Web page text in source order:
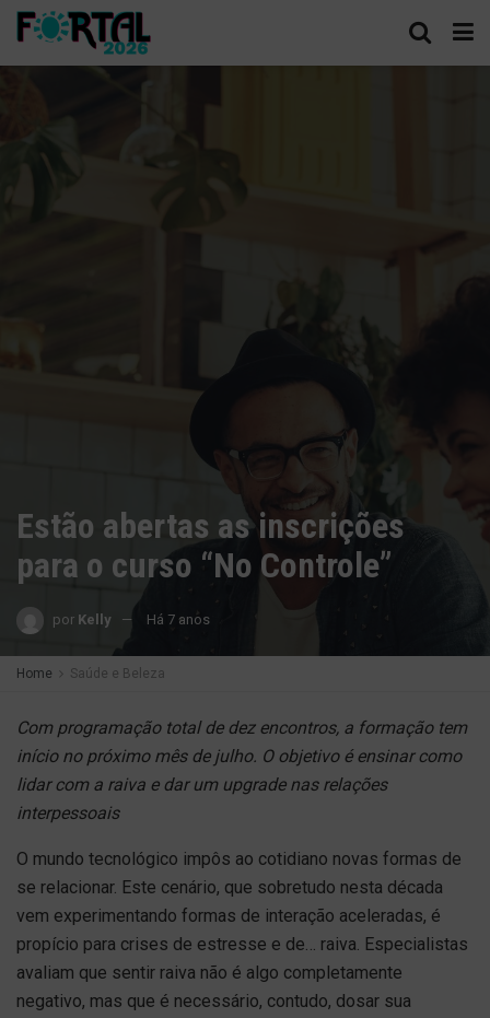
Estão abertas as inscrições
para o curso “No Controle”
por Kelly Há 7 anos
Home Saúde e Beleza
Com programação total de dez encontros, a formação tem
início no próximo mês de julho. O objetivo é ensinar como
lidar com a raiva e dar um upgrade nas relações
interpessoais
O mundo tecnológico impôs ao cotidiano novas formas de
se relacionar. Este cenário, que sobretudo nesta década
vem experimentando formas de interação aceleradas, é
propício para crises de estresse e de… raiva. Especialistas
avaliam que sentir raiva não é algo completamente
negativo, mas que é necessário, contudo, dosar sua